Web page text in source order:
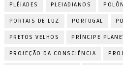
PLÊIADES PLEIADIANOS
PORTAIS DE LUZ PORTUGAL
PRETOS VELHOS PRÍNCIPE
PROJEÇÃO DA CONSCIÊNCIA